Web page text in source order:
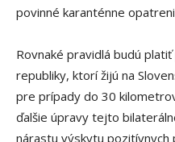
povinné karanténne
Rovnaké pravidlá budú
republiky, ktorí žijú na
pre prípady do 30
ďalšie úpravy tejto
nárastu výskytu pozitívnych